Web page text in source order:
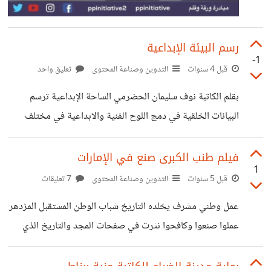
-1
رسم البيئة الإبداعية
قبل 4 سنوات التدوين وصناعة المحتوى تعليق واحد
بقلم الكاتبة نوف سليمان الحضرمي الساحة الإبداعية ترسم
البيانات الخلقية في دمج اللوح الفنية والابداعية في مختلف
المجالات بمجهود الشباب العربي تنطلق الوجهات البيئة الحالمة
والطامحة بجمع الركيزة والهدف المستهدف في توضيح المعالم
البئية في اظهار المواهب الشبابية يجب على البيئة الحاضنة تضع
التوكل على الغير والاعتماد الكلي على البيئة الحاضنة يجب على
الموهوب يمارس العادات الابداعية بشكل صحيح ومبتكر في
ايصال القيمة البشرية للتنوع الثقافي في مجال الابداع والتطوير
1
فيلم طنب الكبرى صنع في الإمارات
قبل 5 سنوات التدوين وصناعة المحتوى
عمل وطني مشرف يخلده التاريخ شباب الوطن المستقبل المزدهر
عملوا صنعوا وكافحوا نثرت في صفحات المجد والتاريخ الذي
يخلده أبناء الوطن عيال زايد بهمتهموقوتهم وصلوا مراتب الشرف